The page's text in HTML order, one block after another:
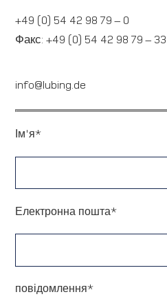
+49 (0) 54 42 98 79 – 0
Факс:+49 (0) 54 42 98 79 – 33
info@lubing.de
Ім'я*
Електронна пошта*
повідомлення*